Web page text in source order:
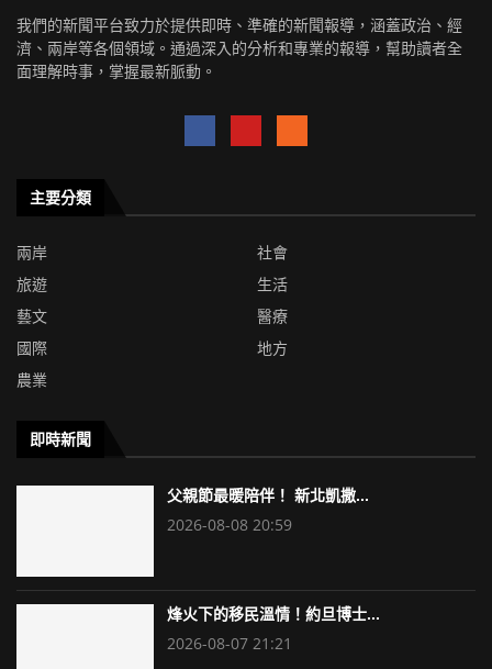
我們的新聞平台致力於提供即時、準確的新聞報導，涵蓋政治、經
濟、兩岸等各個領域。通過深入的分析和專業的報導，幫助讀者全
面理解時事，掌握最新脈動。
主要分類
兩岸
社會
旅遊
生活
藝文
醫療
國際
地方
農業
即時新聞
父親節最暖陪伴！ 新北凱撒...
2026-08-08 20:59
烽火下的移民溫情！約旦博士...
2026-08-07 21:21